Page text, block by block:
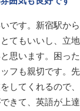
です。新宿駅か
てもいいし、立
思います。困っ
フも親切です。
してくれるので
きて、英語が上